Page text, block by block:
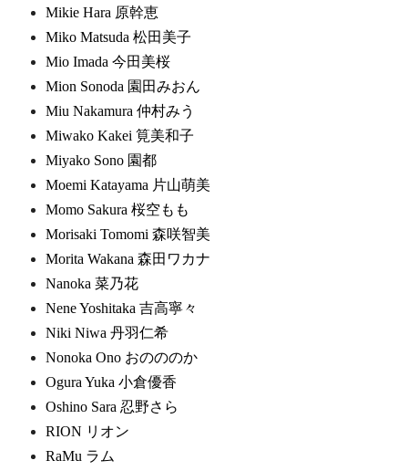
Mikie Hara 原幹恵
Miko Matsuda 松田美子
Mio Imada 今田美桜
Mion Sonoda 園田みおん
Miu Nakamura 仲村みう
Miwako Kakei 筧美和子
Miyako Sono 園都
Moemi Katayama 片山萌美
Momo Sakura 桜空もも
Morisaki Tomomi 森咲智美
Morita Wakana 森田ワカナ
Nanoka 菜乃花
Nene Yoshitaka 吉高寧々
Niki Niwa 丹羽仁希
Nonoka Ono おのののか
Ogura Yuka 小倉優香
Oshino Sara 忍野さら
RION リオン
RaMu ラム